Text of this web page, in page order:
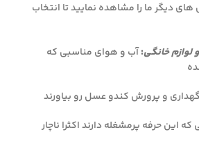
دیگر ما را مشاهده نمایید تا انتخاب
لوازم خانگی:آب و هوای مناسبی که
و پرورش کندو عسل رو بیاورند
این حرفه پرمشغله دارند اکثرا ناچار